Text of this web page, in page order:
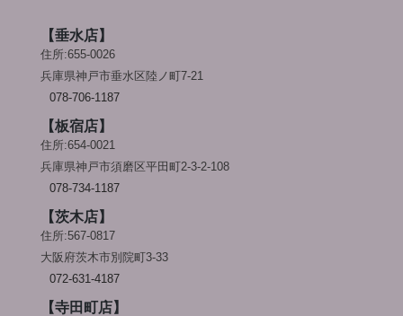
【垂水店】
住所:655-0026
兵庫県神戸市垂水区陸ノ町7-21
078-706-1187
【板宿店】
住所:654-0021
兵庫県神戸市須磨区平田町2-3-2-108
078-734-1187
【茨木店】
住所:567-0817
大阪府茨木市別院町3-33
072-631-4187
【寺田町店】